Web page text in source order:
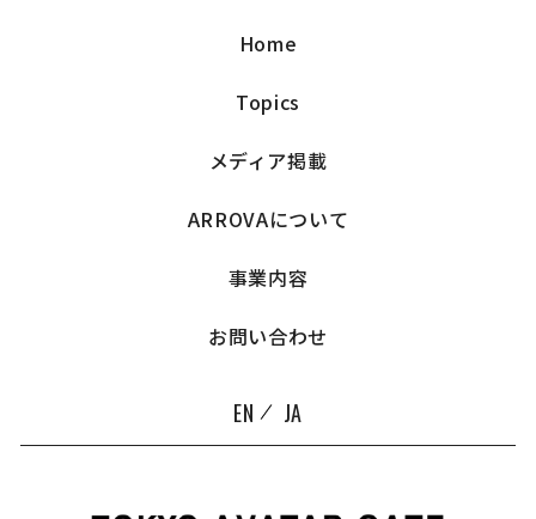
Home
Topics
メディア掲載
ARROVAについて
事業内容
お問い合わせ
EN JA